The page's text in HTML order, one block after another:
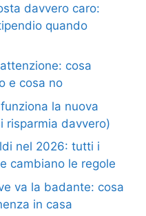
davvero caro:
quando
cosa
e cosa no
la nuova
risparmia davvero)
nel 2026: tutti i
cambiano le regole
va la badante: cosa
in casa